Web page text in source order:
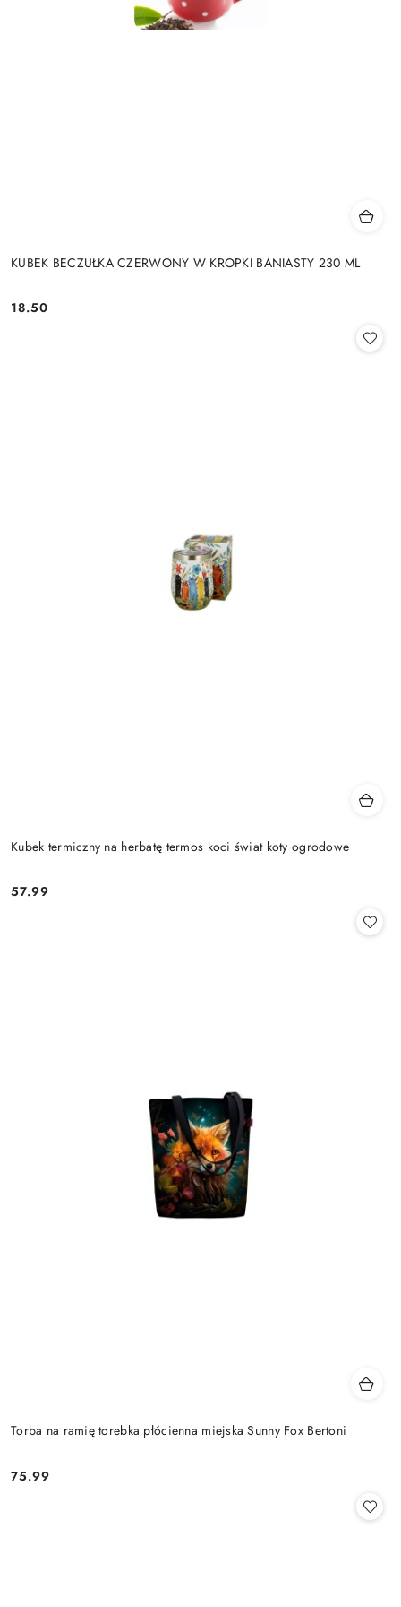
KUBEK BECZUŁKA CZERWONY W KROPKI BANIASTY 230 ML
Cena:
18.50
Kubek termiczny na herbatę termos koci świat koty ogrodowe
Cena:
57.99
Torba na ramię torebka płócienna miejska Sunny Fox Bertoni
Cena:
75.99